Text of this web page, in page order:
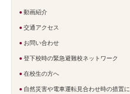
動画紹介
交通アクセス
お問い合わせ
登下校時の緊急避難校ネットワーク
在校生の方へ
自然災害や電車運転見合わせ時の措置に